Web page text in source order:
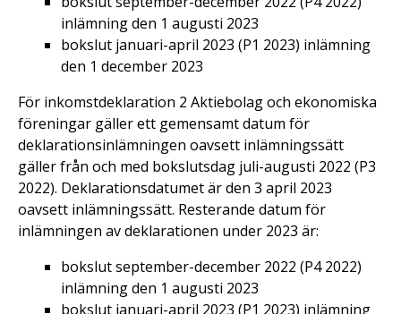
inlämning den 1 augusti 2023
bokslut januari-april 2023 (P1 2023) inlämning
den 1 december 2023
För inkomstdeklaration 2 Aktiebolag och ekonomiska
föreningar gäller ett gemensamt datum för
deklarationsinlämningen oavsett inlämningssätt
gäller från och med bokslutsdag juli-augusti 2022 (P3
2022). Deklarationsdatumet är den 3 april 2023
oavsett inlämningssätt. Resterande datum för
inlämningen av deklarationen under 2023 är:
bokslut september-december 2022 (P4 2022)
inlämning den 1 augusti 2023
bokslut januari-april 2023 (P1 2023) inlämning